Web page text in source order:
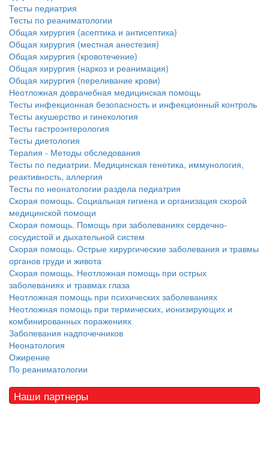
Тесты педиатрия
Тесты по реаниматологии
Общая хирургия (асептика и антисептика)
Общая хирургия (местная анестезия)
Общая хирургия (кровотечение)
Общая хирургия (наркоз и реанимация)
Общая хирургия (переливание крови)
Неотложная доврачебная медицинская помощь
Тесты инфекционная безопасность и инфекционный контроль
Тесты акушерство и гинекология
Тесты гастроэнтерология
Тесты диетология
Терапия - Методы обследования
Тесты по педиатрии. Медицинская генетика, иммунология,
реактивность, аллергия
Тесты по неонатологии раздела педиатрия
Скорая помощь. Социальная гигиена и организация скорой
медицинской помощи
Скорая помощь. Помощь при заболеваниях сердечно-
сосудистой и дыхательной систем
Скорая помощь. Острые хирургические заболевания и травмы
органов груди и живота
Скорая помощь. Неотложная помощь при острых
заболеваниях и травмах глаза
Неотложная помощь при психических заболеваниях
Неотложная помощь при термических, ионизирующих и
комбинированных поражениях
Заболевания надпочечников
Неонатология
Ожирение
По реаниматологии
Наши партнеры